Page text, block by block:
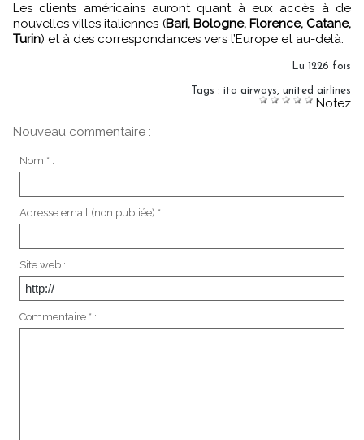
Les clients américains auront quant à eux accès à de
nouvelles villes italiennes (Bari, Bologne, Florence, Catane,
Turin) et à des correspondances vers l’Europe et au-delà.
Lu 1226 fois
Tags : ita airways, united airlines
Notez
Nouveau commentaire :
Nom * :
Adresse email (non publiée) * :
Site web :
Commentaire * :